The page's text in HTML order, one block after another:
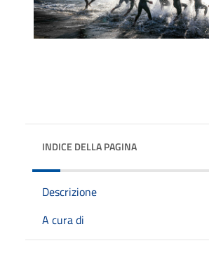
INDICE DELLA PAGINA
Descrizione
A cura di